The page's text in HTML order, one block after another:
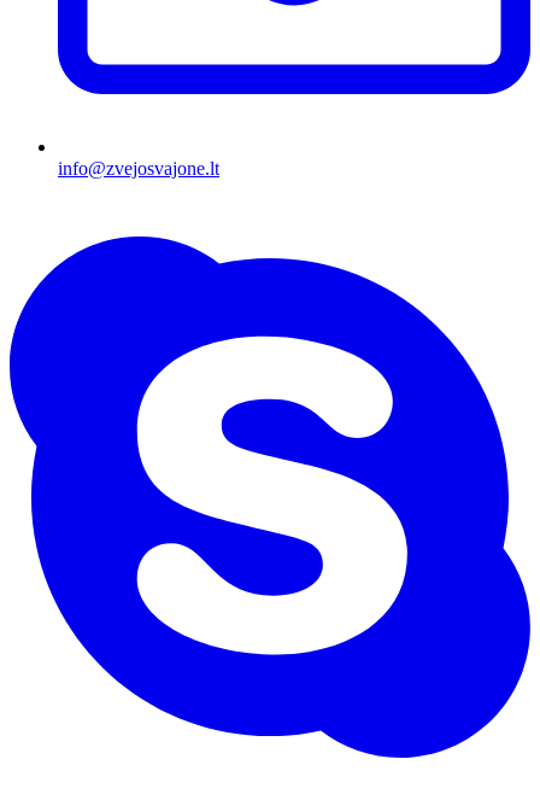
info@zvejosvajone.lt